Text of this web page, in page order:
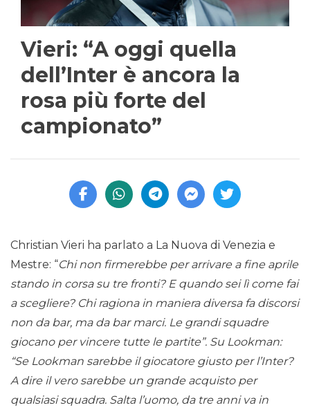
Vieri: “A oggi quella
dell’Inter è ancora la
rosa più forte del
campionato”
Christian Vieri ha parlato a La Nuova di Venezia e
Mestre: “Chi non firmerebbe per arrivare a fine aprile
stando in corsa su tre fronti? E quando sei lì come fai
a scegliere? Chi ragiona in maniera diversa fa discorsi
non da bar, ma da bar marci. Le grandi squadre
giocano per vincere tutte le partite”. Su Lookman:
“Se Lookman sarebbe il giocatore giusto per l’Inter?
A dire il vero sarebbe un grande acquisto per
qualsiasi squadra. Salta l’uomo, da tre anni va in